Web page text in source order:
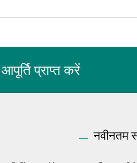
प्राप्त करें
नवीनतम